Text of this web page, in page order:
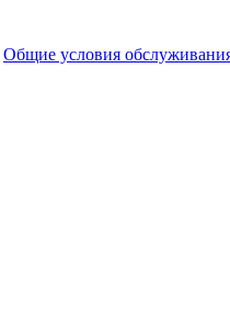
Общие условия